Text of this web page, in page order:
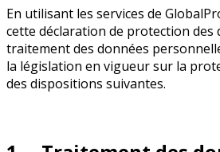
En utilisant les services de
cette déclaration de protection des
traitement des données
la législation en vigueur sur la
des dispositions suivantes.